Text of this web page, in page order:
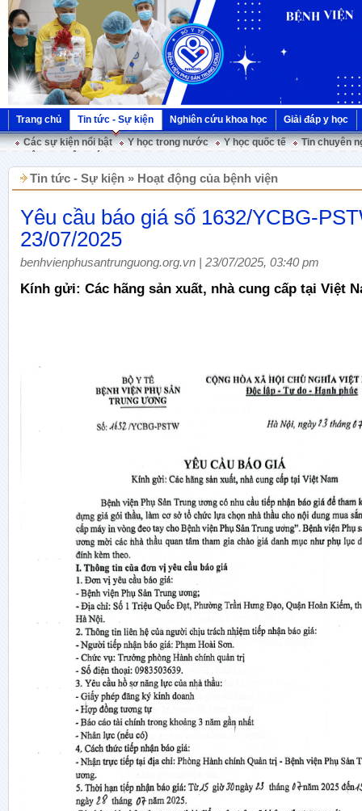
Trang chủ Tin tức - Sự kiện Nghiên cứu khoa học
Giải đáp y học
Các sự kiện nổi bật
Y học trong nước Y học quốc tế
Tin chuyên
Tin tức - Sự kiện » Hoạt động của bệnh viện
Yêu cầu báo giá số 1632/YCBG-
23/07/2025
benhvienphusantrunguong.org.vn | 23/07/2025, 03:40 pm
Kính gửi: Các hãng sản xuất, nhà cung cấp tại Việt